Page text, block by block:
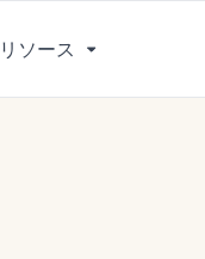
リソース
ニ